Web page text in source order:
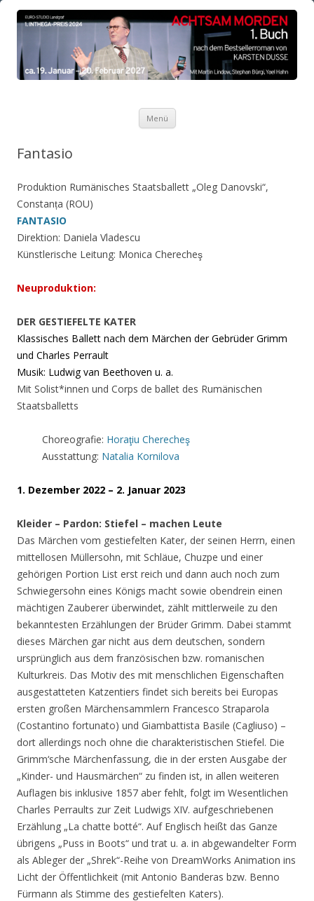
Menü
Fantasio
Produktion Rumänisches Staatsballett „Oleg Danovski“,
Constanța (ROU)
FANTASIO
Direktion: Daniela Vladescu
Künstlerische Leitung: Monica Cherecheş
Neuproduktion:
DER GESTIEFELTE KATER
Klassisches Ballett nach dem Märchen der Gebrüder Grimm
und Charles Perrault
Musik: Ludwig van Beethoven u. a.
Mit Solist*innen und Corps de ballet des Rumänischen
Staatsballetts
Choreografie: Horaţiu Cherecheş
Ausstattung: Natalia Kornilova
1. Dezember 2022 – 2. Januar 2023
Kleider – Pardon: Stiefel – machen Leute
Das Märchen vom gestiefelten Kater, der seinen Herrn, einen
mittellosen Müllersohn, mit Schläue, Chuzpe und einer
gehörigen Portion List erst reich und dann auch noch zum
Schwiegersohn eines Königs macht sowie obendrein einen
mächtigen Zauberer überwindet, zählt mittlerweile zu den
bekanntesten Erzählungen der Brüder Grimm. Dabei stammt
dieses Märchen gar nicht aus dem deutschen, sondern
ursprünglich aus dem französischen bzw. romanischen
Kulturkreis. Das Motiv des mit menschlichen Eigenschaften
ausgestatteten Katzentiers findet sich bereits bei Europas
ersten großen Märchensammlern Francesco Straparola
(Costantino fortunato) und Giambattista Basile (Cagliuso) –
dort allerdings noch ohne die charakteristischen Stiefel. Die
Grimm‘sche Märchenfassung, die in der ersten Ausgabe der
„Kinder- und Hausmärchen“ zu finden ist, in allen weiteren
Auflagen bis inklusive 1857 aber fehlt, folgt im Wesentlichen
Charles Perraults zur Zeit Ludwigs XIV. aufgeschriebenen
Erzählung „La chatte botté“. Auf Englisch heißt das Ganze
übrigens „Puss in Boots“ und trat u. a. in abgewandelter Form
als Ableger der „Shrek“-Reihe von DreamWorks Animation ins
Licht der Öffentlichkeit (mit Antonio Banderas bzw. Benno
Fürmann als Stimme des gestiefelten Katers).